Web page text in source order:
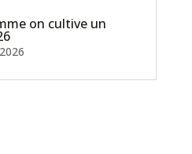
on cultive un